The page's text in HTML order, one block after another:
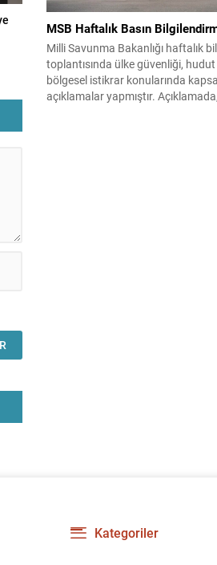
MSB Haftalık Basın
Milli Savunma Bakanlığı haftalık
toplantısında ülke güvenliği,
bölgesel istikrar konularında
açıklamalar yapmıştır.
Kategoriler